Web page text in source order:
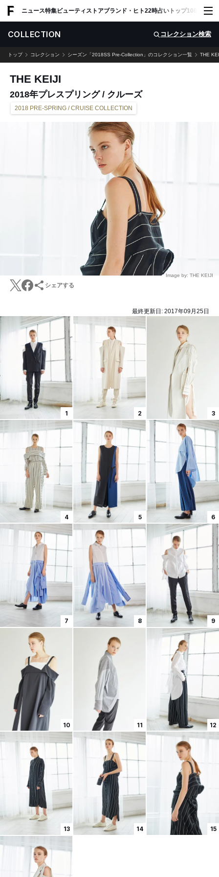
ニュース特集ビューティ ストアブランド・ヒト22時占い トップ100 スナッ
COLLECTION コレクション検索
トップ コレクション シーズン「2018SS Pre-Collection」のコレクション一覧 THE
THE KEIJI
2018年プレスプリング / クルーズ
2018 PRE-SPRING / CRUISE COLLECTION
Image by: THE KEIJI
シェアする
最終更新日: 2017年09月25日
1 2 3
4 5 6
7 8 9
10 11 12
13 14 15